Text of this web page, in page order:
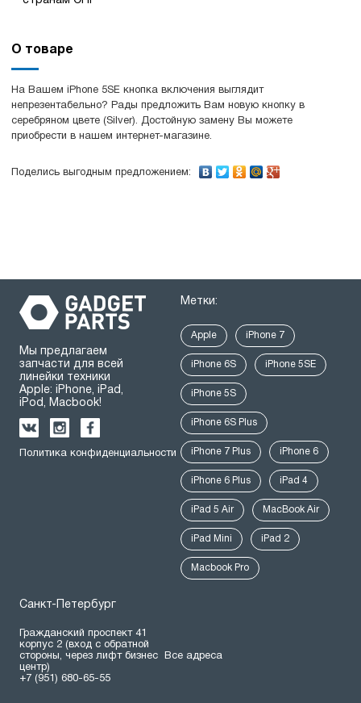
О товаре
На Вашем iPhone 5SE кнопка включения выглядит
непрезентабельно? Рады предложить Вам новую кнопку в
серебряном цвете (Silver). Достойную замену Вы можете
приобрести в нашем интернет-магазине.
Поделись выгодным предложением:
Мы предлагаем
запчасти для всей
линейки техники
Apple: iPhone, iPad,
iPod, Macbook!
Политика конфиденциальности
Метки:
Apple iPhone 7
iPhone 6S iPhone 5SE
iPhone 5S
iPhone 6S Plus
iPhone 7 Plus iPhone 6
iPhone 6 Plus iPad 4
iPad 5 Air MacBook Air
iPad Mini iPad 2
Macbook Pro
Санкт-Петербург
Гражданский проспект 41
корпус 2 (вход с обратной
стороны, через лифт бизнес
центр)
+7 (951) 680-65-55
Все адреса